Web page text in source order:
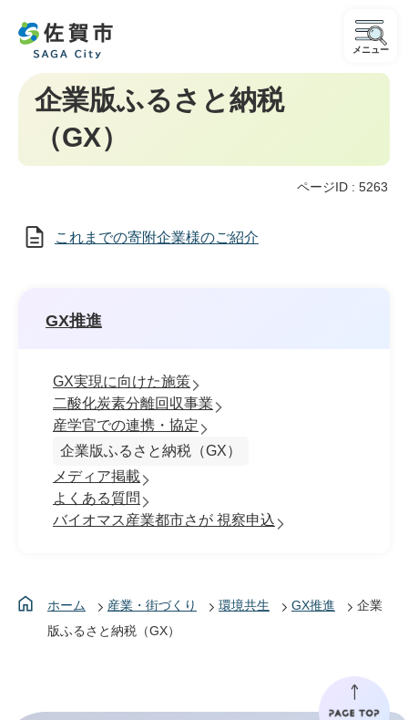
メニュー
企業版ふるさと納税
（GX）
ページID : 5263
これまでの寄附企業様のご紹介
GX推進
GX実現に向けた施策
二酸化炭素分離回収事業
産学官での連携・協定
企業版ふるさと納税（GX）
メディア掲載
よくある質問
バイオマス産業都市さが 視察申込
ホーム 産業・街づくり 環境共生 GX推進
企業
版ふるさと納税（GX）